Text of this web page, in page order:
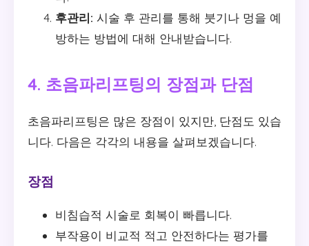
후관리: 시술 후 관리를 통해 붓기나 멍을 예
방하는 방법에 대해 안내받습니다.
4. 초음파리프팅의 장점과 단점
초음파리프팅은 많은 장점이 있지만, 단점도 있습
니다. 다음은 각각의 내용을 살펴보겠습니다.
장점
비침습적 시술로 회복이 빠릅니다.
부작용이 비교적 적고 안전하다는 평가를